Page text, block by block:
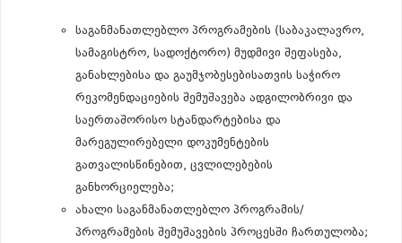
საგანმანათლებლო პროგრამების (საბაკალავრო,
სამაგისტრო, სადოქტორო) მუდმივი შეფასება,
განახლებისა და გაუმჯობესებისათვის საჭირო
რეკომენდაციების შემუშავება ადგილობრივი და
საერთაშორისო სტანდარტებისა და
მარეგულირებელი დოკუმენტების
გათვალისწინებით, ცვლილებების
განხორციელება;
ახალი საგანმანათლებლო პროგრამის/
პროგრამების შემუშავების პროცესში ჩართულობა;